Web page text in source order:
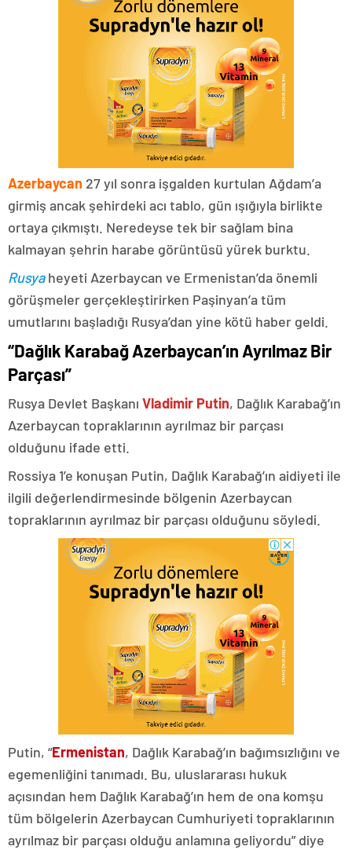
Azerbaycan 27 yıl sonra işgalden kurtulan Ağdam’a
girmiş ancak şehirdeki acı tablo, gün ışığıyla birlikte
ortaya çıkmıştı. Neredeyse tek bir sağlam bina
kalmayan şehrin harabe görüntüsü yürek burktu.
Rusyaheyeti Azerbaycan ve Ermenistan’da önemli
görüşmeler gerçekleştirirken Paşinyan’a tüm
umutlarını başladığı Rusya’dan yine kötü haber geldi.
“Dağlık Karabağ Azerbaycan’ın Ayrılmaz Bir
Parçası”
Rusya Devlet Başkanı Vladimir Putin, Dağlık Karabağ’ın
Azerbaycan topraklarının ayrılmaz bir parçası
olduğunu ifade etti.
Rossiya 1’e konuşan Putin, Dağlık Karabağ’ın aidiyeti ile
ilgili değerlendirmesinde bölgenin Azerbaycan
topraklarının ayrılmaz bir parçası olduğunu söyledi.
Putin, “Ermenistan, Dağlık Karabağ’ın bağımsızlığını ve
egemenliğini tanımadı. Bu, uluslararası hukuk
açısından hem Dağlık Karabağ’ın hem de ona komşu
tüm bölgelerin Azerbaycan Cumhuriyeti topraklarının
ayrılmaz bir parçası olduğu anlamına geliyordu” diye